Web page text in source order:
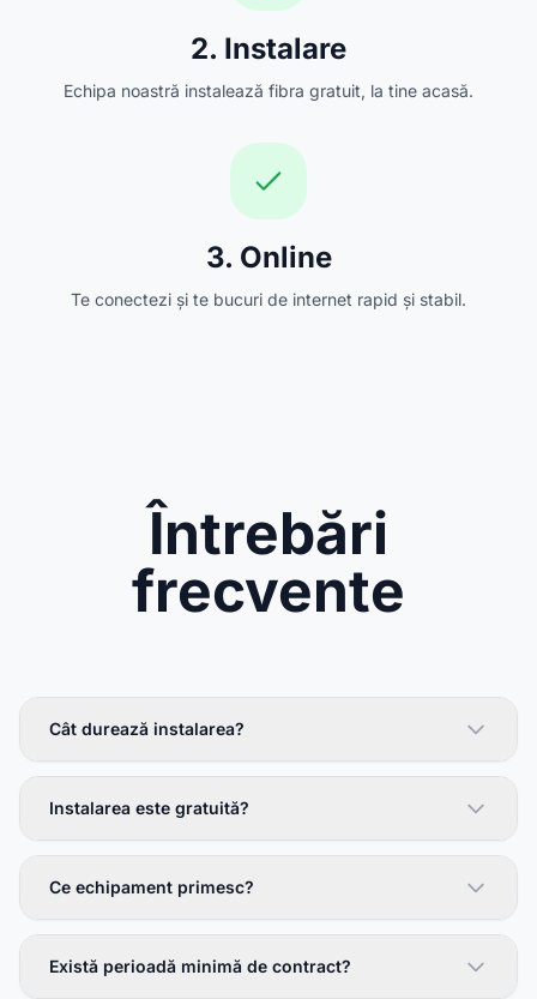
2. Instalare
Echipa noastră instalează fibra gratuit, la tine acasă.
3. Online
Te conectezi și te bucuri de internet rapid și stabil.
Întrebări
frecvente
Cât durează instalarea?
Instalarea este gratuită?
Ce echipament primesc?
Există perioadă minimă de contract?